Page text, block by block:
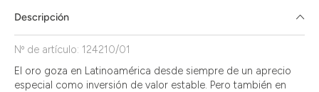
Descripción
Nº de artículo: 124210/01
El oro goza en Latinoamérica desde siempre de un aprecio
especial como inversión de valor estable. Pero también en